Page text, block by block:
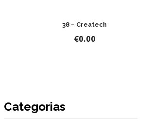
38 – Createch
€0.00
Categorias